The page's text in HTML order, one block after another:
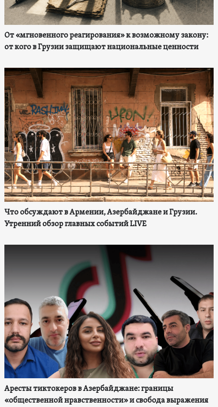
От «мгновенного реагирования» к возможному закону:
от кого в Грузии защищают национальные ценности
Что обсуждают в Армении, Азербайджане и Грузии.
Утренний обзор главных событий LIVE
Аресты тиктокеров в Азербайджане: границы
«общественной нравственности» и свобода выражения